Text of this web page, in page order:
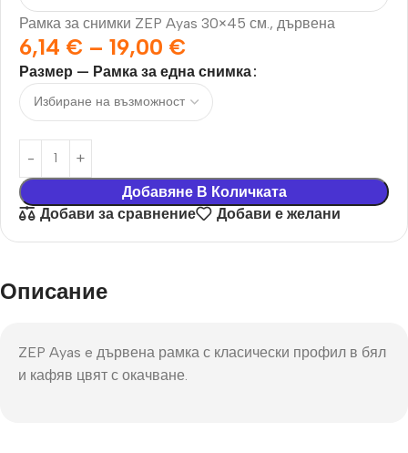
Рамка за снимки ZEP Ayas 30×45 см., дървена
6,14 € – 19,00 €
Размер — Рамка за една снимка
Добавяне В Количката
Добави за сравнение
Добави е желани
Описание
ZEP Ayas e дървена рамка с класически профил в бял
и кафяв цвят с окачване.